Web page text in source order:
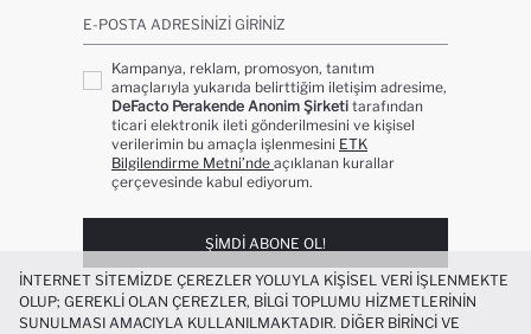
E-POSTA ADRESINIZI GIRINIZ
Kampanya, reklam, promosyon, tanıtım
amaçlarıyla yukarıda belirttiğim iletişim adresime,
DeFacto Perakende Anonim Şirketi tarafından
ticari elektronik ileti gönderilmesini ve kişisel
verilerimin bu amaçla işlenmesini ETK
Bilgilendirme Metni’nde açıklanan kurallar
çerçevesinde kabul ediyorum.
ŞIMDI ABONE OL!
İNTERNET SITEMIZDE ÇEREZLER YOLUYLA KIŞISEL VERI IŞLENMEKTE
OLUP; GEREKLI OLAN ÇEREZLER, BILGI TOPLUMU HIZMETLERININ
SUNULMASI AMACIYLA KULLANILMAKTADIR. DIĞER BIRINCI VE